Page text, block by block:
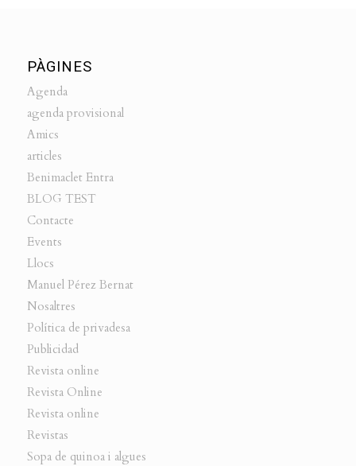
PÀGINES
Agenda
agenda provisional
Amics
articles
Benimaclet Entra
BLOG TEST
Contacte
Events
Llocs
Manuel Pérez Bernat
Nosaltres
Política de privadesa
Publicidad
Revista online
Revista Online
Revista online
Revistas
Sopa de quinoa i algues